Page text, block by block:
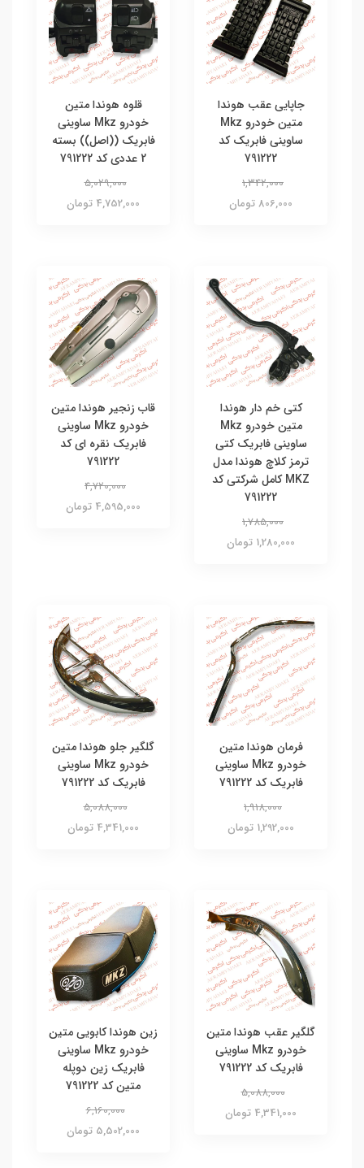
جاپایی عقب هوندا
متین خودرو Mkz
ساوینی فابریک کد
791222
1,342,000
806,000 تومان
قلوه هوندا متین
خودرو Mkz ساوینی
فابریک ((اصل)) بسته
2 عددی کد 791222
5,029,000
4,752,000 تومان
کتی خم دار هوندا
متین خودرو Mkz
ساوینی فابریک کتی
ترمز کلاچ هوندا مدل
MKZ کامل شرکتی کد
791222
1,785,000
1,280,000 تومان
قاب زنجیر هوندا متین
خودرو Mkz ساوینی
فابریک نقره ای کد
791222
4,720,000
4,595,000 تومان
فرمان هوندا متین
خودرو Mkz ساوینی
فابریک کد 791222
1,918,000
1,292,000 تومان
گلگیر جلو هوندا متین
خودرو Mkz ساوینی
فابریک کد 791222
5,088,000
4,341,000 تومان
گلگیر عقب هوندا متین
خودرو Mkz ساوینی
فابریک کد 791222
5,088,000
4,341,000 تومان
زین هوندا کابویی متین
خودرو Mkz ساوینی
فابریک زین دوپله
متین کد 791222
6,160,000
5,502,000 تومان